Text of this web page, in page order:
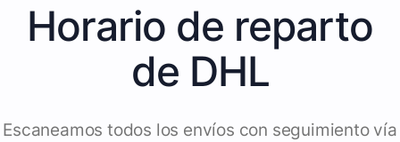
Horario de reparto
de DHL
Escaneamos todos los envíos con seguimiento vía